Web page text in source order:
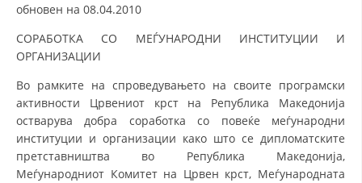
обновен на 08.04.2010
СОРАБОТКА СО МЕЃУНАРОДНИ ИНСТИТУЦИИ И
ОРГАНИЗАЦИИ
Во рамките на спроведувањето на своите програмски
активности Црвениот крст на Република Македонија
остварува добра соработка со повеќе меѓународни
институции и организации како што се дипломатските
претставништва во Република Македонија,
Меѓународниот Комитет на Црвен крст, Меѓународната